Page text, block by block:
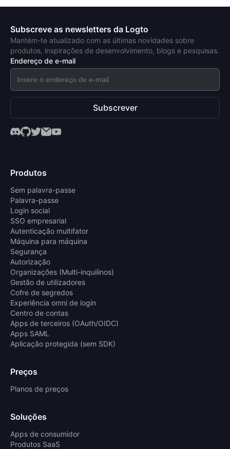
Subscreve as newsletters da Logto
Mantém-te atualizado com as últimas novidades sobre
produtos, inspirações de desenvolvimento, blogs e pesquisas.
Endereço de e-mail
Subscrever
Produtos
Sem palavra-passe
Palavra-passe
Login social
SSO empresarial
Autenticação multifator
Máquina para máquina
Segurança
Autorização
Organizações (Multi-inquilinos)
Gestão de utilizadores
Cofre de segredos
Experiência omni de login
Centro de contas
Apps de terceiros (OAuth/OIDC)
Apps SAML
Aplicação protegida (sem SDK)
Preços
Planos de preços
Soluções
Apps de consumidor
Produtos SaaS